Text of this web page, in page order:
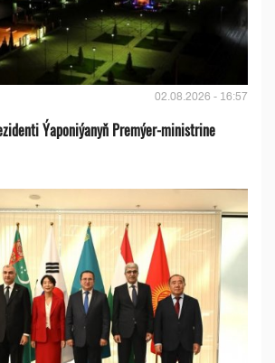
02.08.2026 - 16:57
Ýaponiýanyň Premýer-ministrine